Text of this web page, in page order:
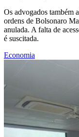
Os advogados também
ordens de Bolsonaro
anulada. A falta de
é suscitada.
Economia